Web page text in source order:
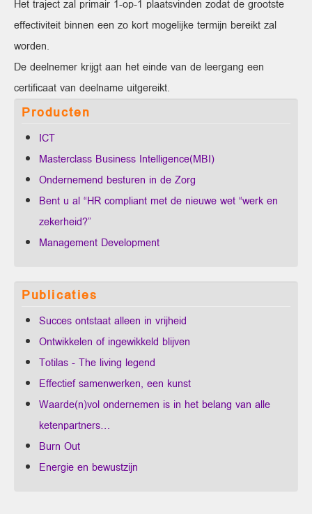
Het traject zal primair 1-op-1 plaatsvinden zodat de grootste
effectiviteit binnen een zo kort mogelijke termijn bereikt zal
worden.
De deelnemer krijgt aan het einde van de leergang een
certificaat van deelname uitgereikt.
Producten
ICT
Masterclass Business Intelligence(MBI)
Ondernemend besturen in de Zorg
Bent u al “HR compliant met de nieuwe wet “werk en
zekerheid?”
Management Development
Publicaties
Succes ontstaat alleen in vrijheid
Ontwikkelen of ingewikkeld blijven
Totilas - The living legend
Effectief samenwerken, een kunst
Waarde(n)vol ondernemen is in het belang van alle
ketenpartners…
Burn Out
Energie en bewustzijn